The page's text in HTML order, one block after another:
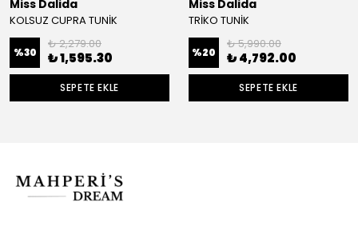
Miss Dalida
KOLSUZ CUPRA TUNİK
%30
₺ 2,279.00
₺ 1,595.30
SEPETE EKLE
Miss Dalida
TRİKO TUNİK
%20
₺ 5,990.00
₺ 4,792.00
SEPETE EKLE